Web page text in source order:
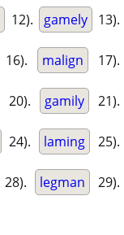
12). gamely 13).
16). malign 17).
20). gamily 21).
24). laming 25).
28). legman 29).